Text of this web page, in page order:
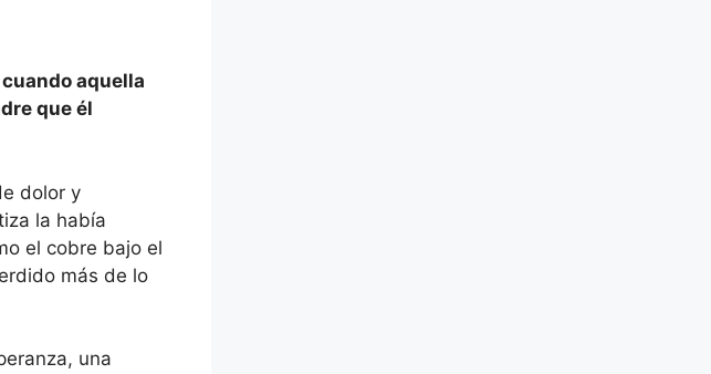
aquella
que él
dolor y
la había
el cobre bajo el
más de lo
una